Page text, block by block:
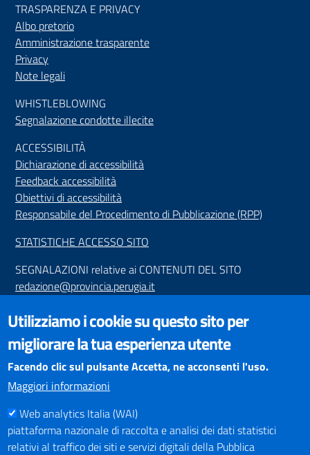
TRASPARENZA E PRIVACY
Albo pretorio
Amministrazione trasparente
Privacy
Note legali
WHISTLEBLOWING
Segnalazione condotte illecite
ACCESSIBILITÀ
Dichiarazione di accessibilità
Feedback accessibilità
Obiettivi di accessibilità
Responsabile del Procedimento di Pubblicazione (RPP)
STATISTICHE ACCESSO SITO
SEGNALAZIONI relative ai CONTENUTI DEL SITO
redazione@provincia.perugia.it
VISUALIZZAZIONE CONTENUTI
Il sito internet della Provincia di Perugia è ottimizzato per
essere visualizzato dai principali browser aggiornati. L'uso di
browser non aggiornati può creare problemi di visualizzazione
dei contenuti.
PAGAMENTI
Utilizziamo i cookie su questo sito per
migliorare la tua esperienza utente
Facendo clic sul pulsante Accetta, ne acconsenti l'uso.
Maggiori informazioni
Web analytics Italia (WAI)
piattaforma nazionale di raccolta e analisi dei dati statistici
relativi al traffico dei siti e servizi digitali della Pubblica